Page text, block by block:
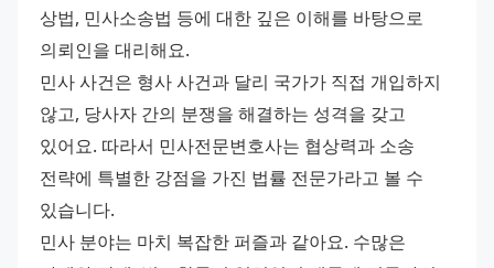
상법, 민사소송법 등에 대한 깊은 이해를 바탕으로
의뢰인을 대리해요.
민사 사건은 형사 사건과 달리 국가가 직접 개입하지
않고, 당사자 간의 분쟁을 해결하는 성격을 갖고
있어요. 따라서 민사전문변호사는 협상력과 소송
전략에 특별한 강점을 가진 법률 전문가라고 볼 수
있습니다.
민사 분야는 마치 복잡한 퍼즐과 같아요. 수많은